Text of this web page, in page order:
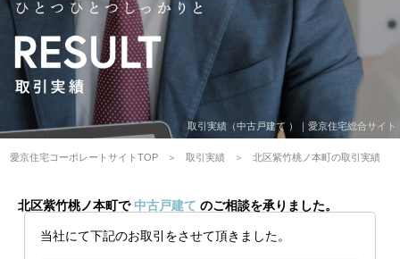
取引実績（中古戸建て ）｜愛京住宅総合サイト
愛京住宅コーポレートサイトTOP 取引実績 北区紫竹桃ノ本町の取引実績
北区紫竹桃ノ本町で 中古戸建て のご相談を承りました。
当社にて下記のお取引をさせて頂きました。